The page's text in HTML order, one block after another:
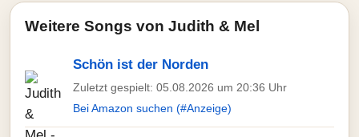
Weitere Songs von Judith & Mel
Schön ist der Norden
Zuletzt gespielt: 05.08.2026 um 20:36 Uhr
Bei Amazon suchen (#Anzeige)